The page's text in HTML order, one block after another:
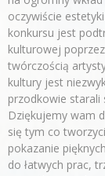
oczywiście
konkursu jest
kulturowej
twórczością
kultury jest
przodkowie starali
Dziękujemy wam
się tym co
pokazanie
do łatwych prac,